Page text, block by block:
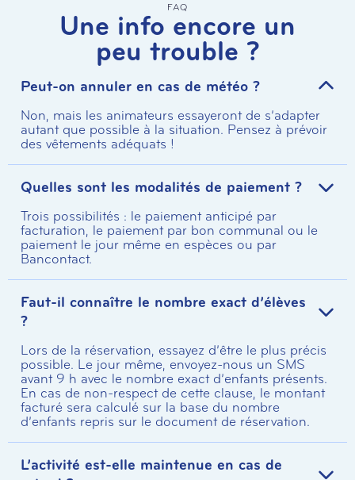
FAQ
Une info encore un
peu trouble ?
Peut-on annuler en cas de météo ?
Non, mais les animateurs essayeront de s’adapter
autant que possible à la situation. Pensez à prévoir
des vêtements adéquats !
Quelles sont les modalités de paiement ?
Trois possibilités : le paiement anticipé par
facturation, le paiement par bon communal ou le
paiement le jour même en espèces ou par
Bancontact.
Faut-il connaître le nombre exact d’élèves
?
Lors de la réservation, essayez d’être le plus précis
possible. Le jour même, envoyez-nous un SMS
avant 9 h avec le nombre exact d’enfants présents.
En cas de non-respect de cette clause, le montant
facturé sera calculé sur la base du nombre
d’enfants repris sur le document de réservation.
L’activité est-elle maintenue en cas de